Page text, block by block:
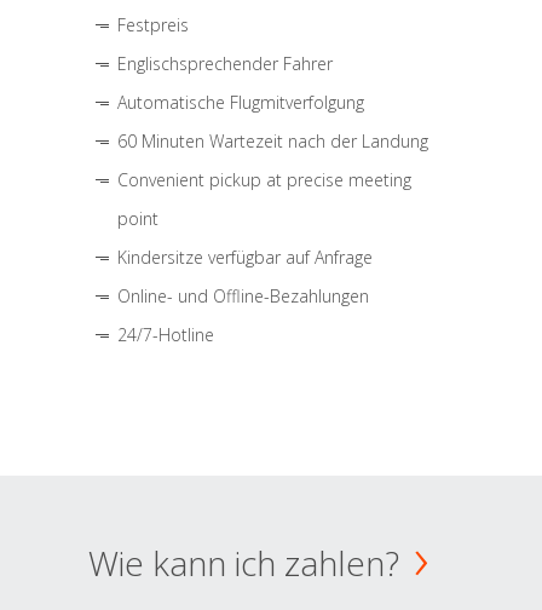
Festpreis
Englischsprechender Fahrer
Automatische Flugmitverfolgung
60 Minuten Wartezeit nach der Landung
Convenient pickup at precise meeting
point
Kindersitze verfügbar auf Anfrage
Online- und Offline-Bezahlungen
24/7-Hotline
Wie kann ich zahlen?